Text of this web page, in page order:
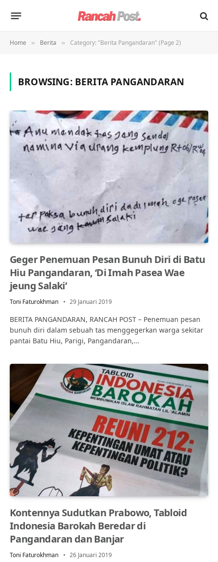
Home » Berita » Category: "Berita Pangandaran" (Page 2)
BROWSING: BERITA PANGANDARAN
Geger Penemuan Pesan Bunuh Diri di Batu
Hiu Pangandaran, ‘Di Imah Pasea Wae
jeung Salaki’
Toni Faturokhman 29 Januari 2019
BERITA PANGANDARAN, RANCAH POST – Penemuan pesan
bunuh diri dalam sebuah tas menggegerkan warga sekitar
pantai Batu Hiu, Parigi, Pangandaran,…
Kontennya Sudutkan Prabowo, Tabloid
Indonesia Barokah Beredar di
Pangandaran dan Banjar
Toni Faturokhman 26 Januari 2019